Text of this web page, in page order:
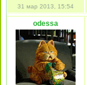
31 мар 2013, 15:54
odessa